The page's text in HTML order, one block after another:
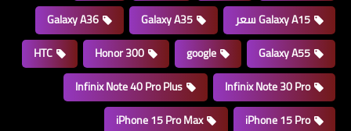
Galaxy A15 سعر
Galaxy A35
Galaxy A36
Galaxy A55
google
Honor 300
HTC
Infinix Note 30 Pro
Infinix Note 40 Pro Plus
iPhone 15 Pro
iPhone 15 Pro Max